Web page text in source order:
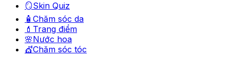
🪞Skin Quiz
🧴 Chăm sóc da
💄 Trang điểm
🌸Nước hoa
💇Chăm sóc tóc